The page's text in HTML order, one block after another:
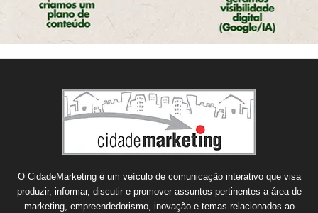
O CidadeMarketing é um veículo de comunicação interativo que visa
produzir, informar, discutir e promover assuntos pertinentes a área de
marketing, empreendedorismo, inovação e temas relacionados ao